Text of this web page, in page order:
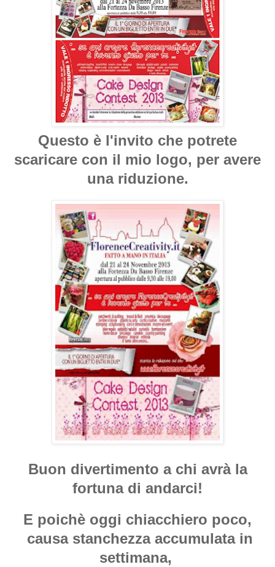
Questo è l'invito che potrete
scaricare con il mio logo, per avere
una riduzione.
Buon divertimento a chi avrà la
fortuna di andarci!
E poichè oggi chiacchiero poco,
causa stanchezza accumulata in
settimana,